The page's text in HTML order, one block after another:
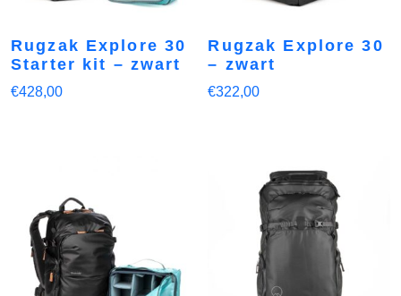
Rugzak Explore 30
Starter kit – zwart
€428,00
Rugzak Explore 30
– zwart
€322,00